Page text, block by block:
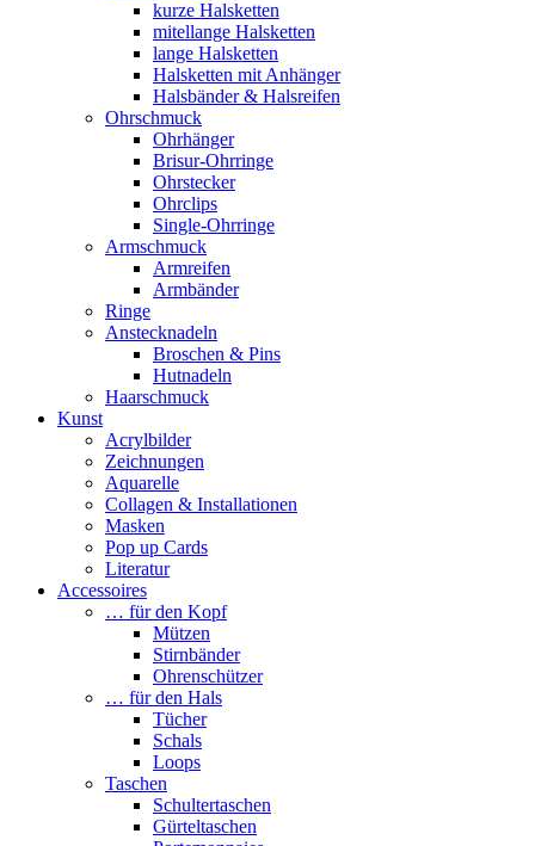
kurze Halsketten
mitellange Halsketten
lange Halsketten
Halsketten mit Anhänger
Halsbänder & Halsreifen
Ohrschmuck
Ohrhänger
Brisur-Ohrringe
Ohrstecker
Ohrclips
Single-Ohrringe
Armschmuck
Armreifen
Armbänder
Ringe
Anstecknadeln
Broschen & Pins
Hutnadeln
Haarschmuck
Kunst
Acrylbilder
Zeichnungen
Aquarelle
Collagen & Installationen
Masken
Pop up Cards
Literatur
Accessoires
… für den Kopf
Mützen
Stirnbänder
Ohrenschützer
… für den Hals
Tücher
Schals
Loops
Taschen
Schultertaschen
Gürteltaschen